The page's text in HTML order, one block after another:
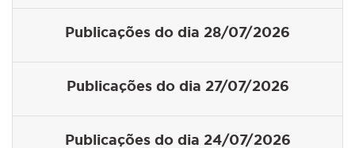
Publicações do dia 28/07/2026
Publicações do dia 27/07/2026
Publicações do dia 24/07/2026